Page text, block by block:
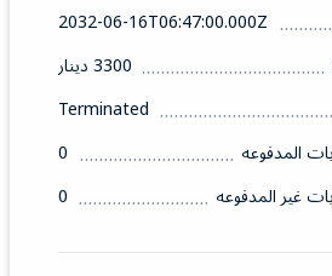
2032-06-16T06:47:00.000Z
3300 دينار
Terminated
المدفوعه
0
غير المدفوعه
0